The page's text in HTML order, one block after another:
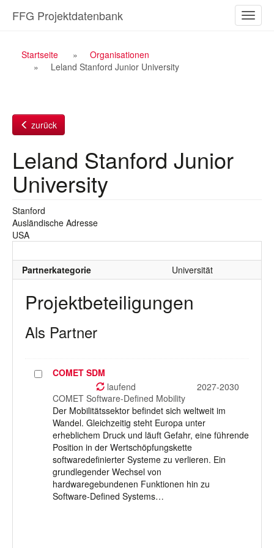
Inhalt
ein-/
FFG Projektdatenbank
Breadcrumb
Navigation
Startseite
Organisationen
Leland Stanford Junior University
zurück
Leland Stanford Junior
University
Stanford
Ausländische Adresse
USA
Partnerkategorie Universität
Projektbeteiligungen
Als Partner
ProjektCOMET SDM
laufend
2027-2030
COMET Software-Defined Mobility
Der Mobilitätssektor befindet sich weltweit im
Wandel. Gleichzeitig steht Europa unter
erheblichem Druck und läuft Gefahr, eine führende
Position in der Wertschöpfungskette
softwaredefinierter Systeme zu verlieren. Ein
grundlegender Wechsel von
hardwaregebundenen Funktionen hin zu
Software-Defined Systems…